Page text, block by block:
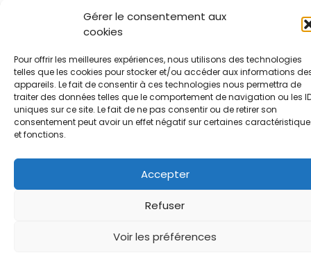
Gérer le consentement aux
cookies
Pour offrir les meilleures expériences, nous utilisons des technologies
telles que les cookies pour stocker et/ou accéder aux informations
appareils. Le fait de consentir à ces technologies nous permettra de
traiter des données telles que le comportement de navigation ou les
uniques sur ce site. Le fait de ne pas consentir ou de retirer son
consentement peut avoir un effet négatif sur certaines
et fonctions.
Accepter
Refuser
Voir les préférences